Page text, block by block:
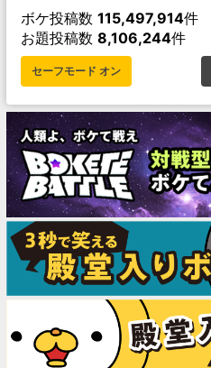
ボケ投稿数 115,497,914件
お題投稿数 8,106,244件
セーフモード オン